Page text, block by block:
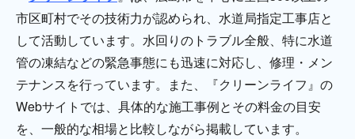
市区町村でその技術力が認められ、水道局指定工事店と
して活動しています。水回りのトラブル全般、特に水道
管の凍結などの緊急事態にも迅速に対応し、修理・メン
テナンスを行っています。また、『クリーンライフ』の
Webサイトでは、具体的な施工事例とその料金の目安
を、一般的な相場と比較しながら掲載しています。